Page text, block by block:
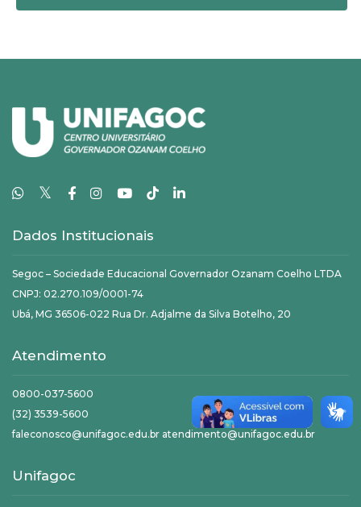
𝕏
Dados Institucionais
Segoc – Sociedade Educacional Governador Ozanam Coelho LTDA
CNPJ: 02.270.109/0001-74
Ubá, MG 36506-022 Rua Dr. Adjalme da Silva Botelho, 20
Atendimento
0800-037-5600
(32) 3539-5600
faleconosco@unifagoc.edu.br atendimento@unifagoc.edu.br
Unifagoc